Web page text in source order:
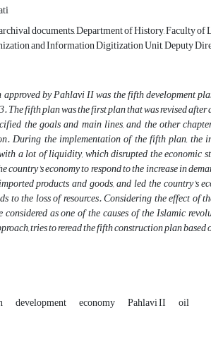
documents, Department of History, Faculty
and Information Digitization Unit, Deputy
by Pahlavi II was the fifth development
The fifth plan was the first plan that was revised
the goals and main lines, and the other
During the implementation of the fifth plan, the
a lot of liquidity, which disrupted the economic
economy to respond to the increase in
products and goods, and led the country's
to the loss of resources. Considering the effect
considered as one of the causes of the Islamic
tries to reread the fifth construction plan based
development economy Pahlavi II oil